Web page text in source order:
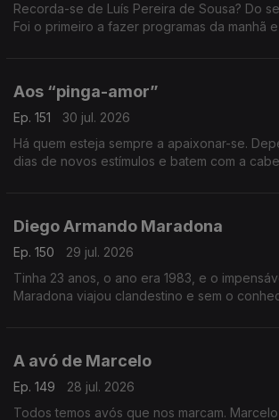
Recorda-se de Luís Pereira de Sousa? Do
Foi o primeiro a fazer programas da manhã
Aos “pinga-amor”
Ep. 151
30 jul. 2026
Há quem esteja sempre a apaixonar-se.
dias de novos estímulos e batem com a
Diego Armando Maradona
Ep. 150
29 jul. 2026
Tinha 23 anos, o ano era 1983, e o
Maradona viajou clandestino e sem o
A avó de Marcelo
Ep. 149
28 jul. 2026
Todos temos avós que nos marcam.